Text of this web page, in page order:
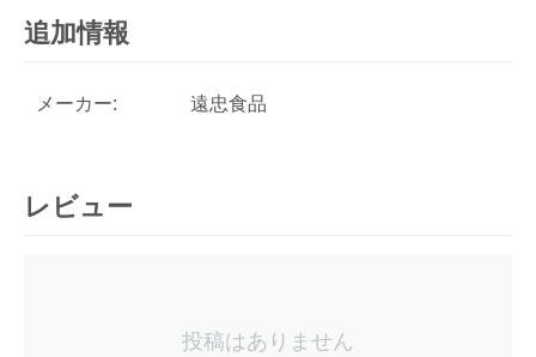
追加情報
メーカー: 遠忠食品
レビュー
投稿はありません